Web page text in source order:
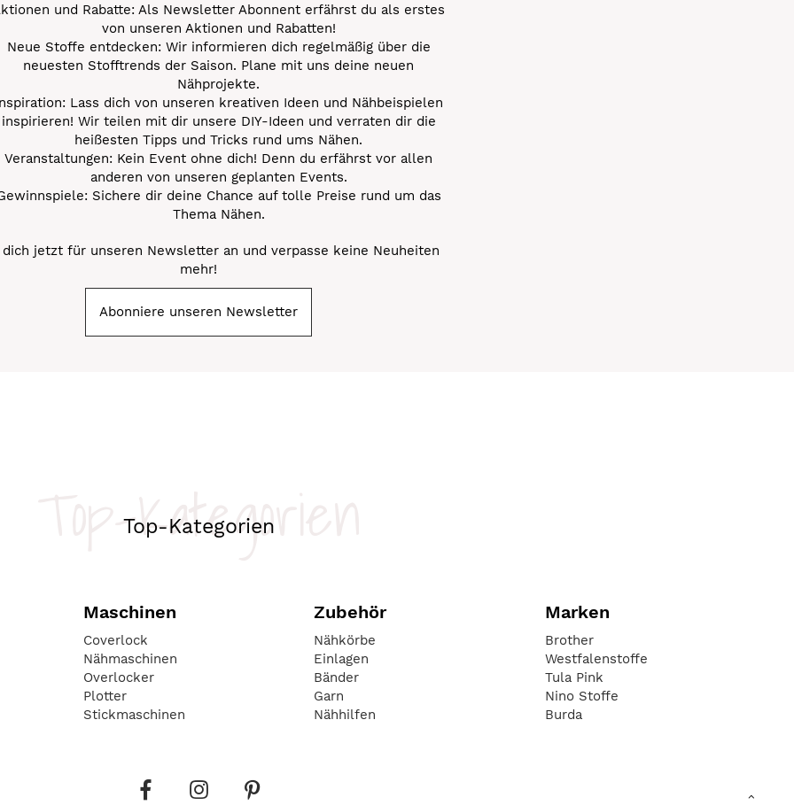
und Rabatte: Als Newsletter Abonnent erfährst du als erstes
von unseren Aktionen und Rabatten!
Neue Stoffe entdecken: Wir informieren dich regelmäßig über die
neuesten Stofftrends der Saison. Plane mit uns deine neuen
Nähprojekte.
Lass dich von unseren kreativen Ideen und Nähbeispielen
inspirieren! Wir teilen mit dir unsere DIY-Ideen und verraten dir die
heißesten Tipps und Tricks rund ums Nähen.
Veranstaltungen: Kein Event ohne dich! Denn du erfährst vor allen
anderen von unseren geplanten Events.
Sichere dir deine Chance auf tolle Preise rund um das
Thema Nähen.
dich jetzt für unseren Newsletter an und verpasse keine Neuheiten
mehr!
Abonniere unseren Newsletter
Top-Kategorien
Top-Kategorien
Maschinen
Coverlock
Nähmaschinen
Overlocker
Plotter
Stickmaschinen
Zubehör
Nähkörbe
Einlagen
Bänder
Garn
Nähhilfen
Marken
Brother
Westfalenstoffe
Tula Pink
Nino Stoffe
Burda